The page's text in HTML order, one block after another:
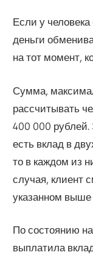
Если у
деньги
на тот момент,
Сумма,
рассчитывать
400 000 рублей.
есть вклад в
то в каждом из
случая, клиент
указанном выше
По состоянию
выплатила